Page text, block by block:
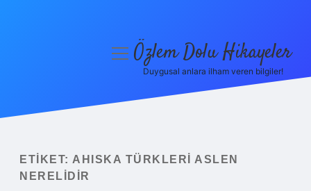
Yasal Uyarı
menüyüÖzlem Dolu Hikayeler
Duygusal anlara ilham veren bilgiler!
ETIKET: AHISKA TÜRKLERI ASLEN
NERELIDIR